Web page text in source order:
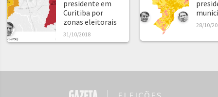
presidente em
Curitiba por
zonas eleitorais
31/10/2018
28/10/